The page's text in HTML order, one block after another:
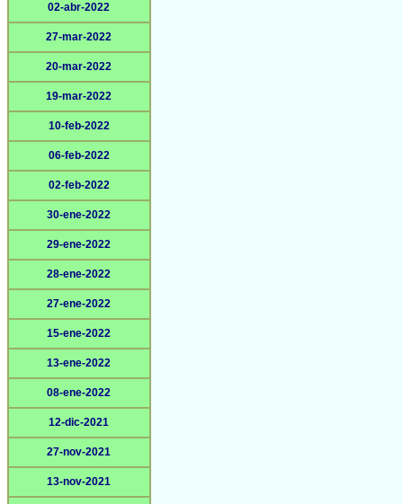
02-abr-2022
27-mar-2022
20-mar-2022
19-mar-2022
10-feb-2022
06-feb-2022
02-feb-2022
30-ene-2022
29-ene-2022
28-ene-2022
27-ene-2022
15-ene-2022
13-ene-2022
08-ene-2022
12-dic-2021
27-nov-2021
13-nov-2021